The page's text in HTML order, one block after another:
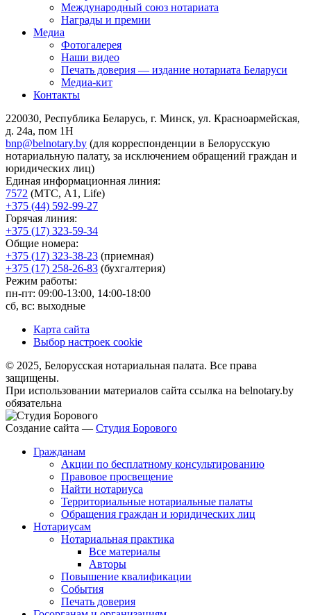
Международный союз нотариата
Награды и премии
Медиа
Фотогалерея
Наши видео
Печать доверия — издание нотариата Беларуси
Медиа-кит
Контакты
220030, Республика Беларусь, г. Минск, ул. Красноармейская,
д. 24а, пом 1Н
bnp@belnotary.by (для корреспонденции в Белорусскую
нотариальную палату, за исключением обращений граждан и
юридических лиц)
Единая информационная линия:
7572 (МТС, A1, Life)
+375 (44) 592-99-27
Горячая линия:
+375 (17) 323-59-34
Общие номера:
+375 (17) 323-38-23 (приемная)
+375 (17) 258-26-83 (бухгалтерия)
Режим работы:
пн-пт: 09:00-13:00, 14:00-18:00
сб, вс: выходные
Карта сайта
Выбор настроек cookie
© 2025, Белорусская нотариальная палата. Все права
защищены.
При использовании материалов сайта ссылка на belnotary.by
обязательна
Создание сайта — Студия Борового
Гражданам
Акции по бесплатному консультированию
Правовое просвещение
Найти нотариуса
Территориальные нотариальные палаты
Обращения граждан и юридических лиц
Нотариусам
Нотариальная практика
Все материалы
Авторы
Повышение квалификации
События
Печать доверия